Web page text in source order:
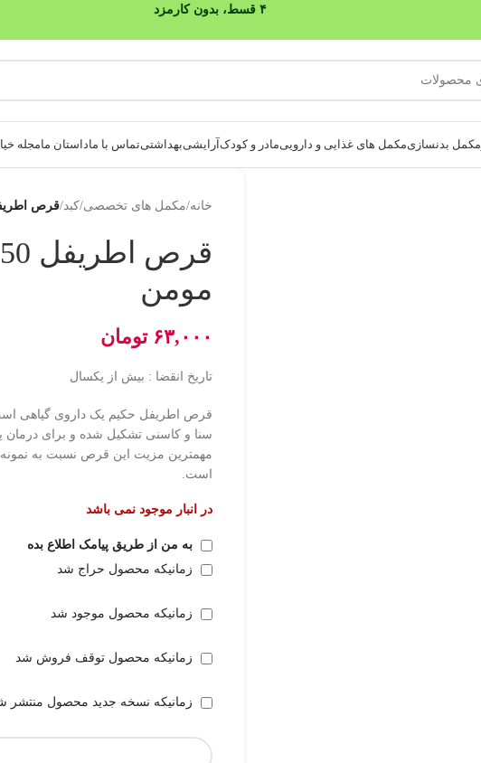
۴ قسط، بدون کارمزد
مکمل بدنسازیمکمل های غذایی و داروییمادر و کودک آرایشیبهداشتیتماس با ماداستان مامجله
خانه/مکمل های تخصصی/کبد/قرص اطریفل 50 عددی
مومن
۶۳,۰۰۰ تومان
تاریخ انقضا : بیش از یکسال
قرص اطریفل حکیم یک داروی گیاهی
سنا و کاسنی تشکیل شده و برای درمان
مهمترین مزیت این قرص نسبت به نمونه
است.
در انبار موجود نمی باشد
به من از طریق پیامک اطلاع بده
زمانیکه محصول حراج شد
زمانیکه محصول موجود شد
زمانیکه محصول توقف فروش شد
زمانیکه نسخه جدید محصول منتشر